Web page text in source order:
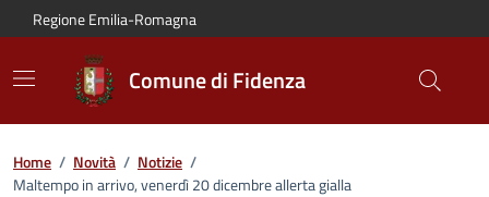
Vai al contenuto principale
Vai alla navigazione del sito
Vai al piede di pagina
Regione Emilia-Romagna
Comune di Fidenza
Home / Novità / Notizie /
Maltempo in arrivo, venerdì 20 dicembre allerta gialla